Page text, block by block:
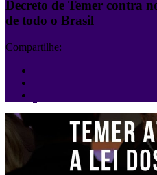
Decreto de Temer contra
de todo o Brasil
Compartilhe: